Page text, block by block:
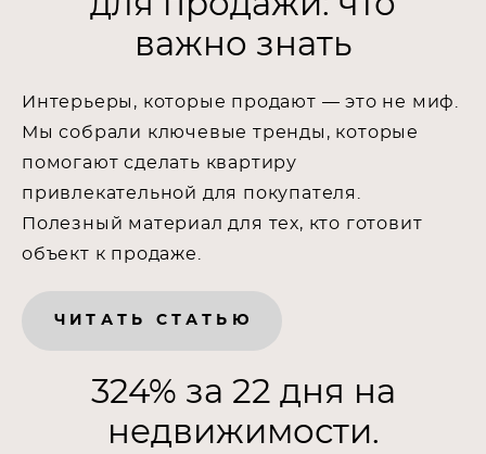
важно знать
Интерьеры, которые продают — это не миф.
Мы собрали ключевые тренды, которые
помогают сделать квартиру
привлекательной для покупателя.
Полезный материал для тех, кто готовит
объект к продаже.
ЧИТАТЬ СТАТЬЮ
324% за 22 дня на
недвижимости.